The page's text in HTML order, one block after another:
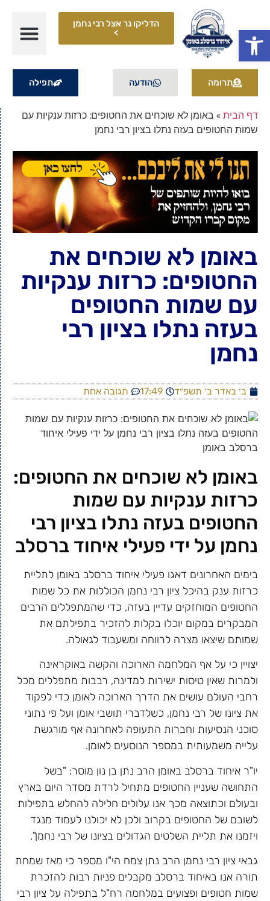
פתח סרגל נגישות
הדליקו נר אצל רבי נחמן
>
תרומה הודעה תפילה
דף הבית» באומן לא שוכחים את החטופים: כרזות ענקיות עם
שמות החטופים בעזה נתלו בציון רבי נחמן
באומן לא שוכחים את
החטופים: כרזות ענקיות
עם שמות החטופים
בעזה נתלו בציון רבי
נחמן
ב׳ באדר ב׳ תשפ״ד 17:49 תגובה אחת
באומן לא שוכחים את החטופים:
כרזות ענקיות עם שמות
החטופים בעזה נתלו בציון רבי
נחמן על ידי פעילי איחוד ברסלב
בימים האחרונים דאגו פעילי איחוד ברסלב באומן לתליית
כרזות ענק בהיכל ציון רבי נחמן הכוללות את כל שמות
החטופים המוחזקים עדיין בעזה, כדי שהמתפללים הרבים
המבקרים במקום יוכלו בקלות להזכיר בתפילתם את
שמותם שיצאו מצרה לרווחה ומשעבוד לגאולה.
יצויין כי על אף המלחמה הארוכה והקשה באוקראינה
ולמרות שאין טיסות ישירות למדינה, רבבות מתפללים מכל
רחבי העולם עושים את הדרך הארוכה לאומן כדי לפקוד
את ציונו של רבי נחמן, כשלדברי תושבי אומן ועל פי נתוני
סוכני הנסיעות וחברות התעופה לאחרונה אף מורגשת
עלייה משמעותית במספר הנוסעים לאומן.
יו"ר איחוד ברסלב באומן הרב נתן בן נון מוסר: "בשל
התחושה שעניין החטופים מתחיל לרדת מסדר היום בארץ
ובעולם וכתוצאה מכך אנו עלולים חלילה להחלש בתפילות
לשובם של החטופים בקרוב ולכן לא יכולנו לעמוד מנגד
ויזמנו את תליית השלטים הגדולים בציונו של רבי נחמן".
גבאי ציון רבי נחמן הרב נתן צמח הי"ו מספר כי מאז שמחת
תורה אנו באיחוד ברסלב מקבלים פניות רבות להזכרת
שמות חטופים ופצועים במלחמה רח"ל בתפילה על ציון רבי